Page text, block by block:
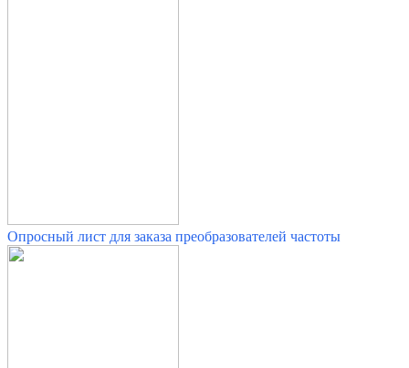
Опросный лист для заказа преобразователей частоты